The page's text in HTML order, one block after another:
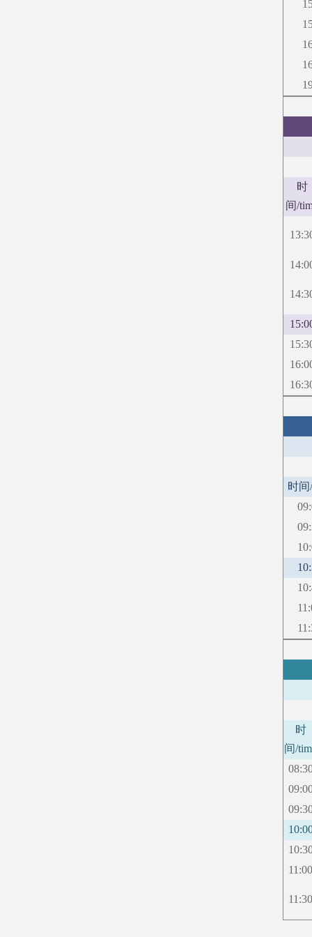
时
间/
时间
时
间/
11:00
11:30